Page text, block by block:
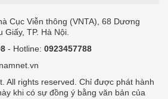
Cục Viễn thông (VNTA), 68 Dương
TP. Hà Nội.
- Hotline: 0923457788
All rights reserved. Chỉ được phát hành
khi có sự đồng ý bằng văn bản của